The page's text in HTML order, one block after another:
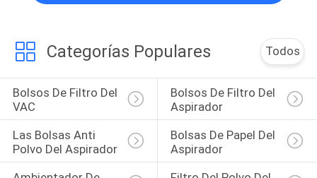
Categorías Populares Todos
Bolsos De Filtro Del
VAC
Bolsos De Filtro Del
Aspirador
Las Bolsas Anti
Polvo Del Aspirador
Bolsas De Papel Del
Aspirador